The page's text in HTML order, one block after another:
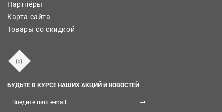
Партнёры
Карта сайта
Товары со скидкой
БУДЬТЕ В КУРСЕ НАШИХ АКЦИЙ И НОВОСТЕЙ